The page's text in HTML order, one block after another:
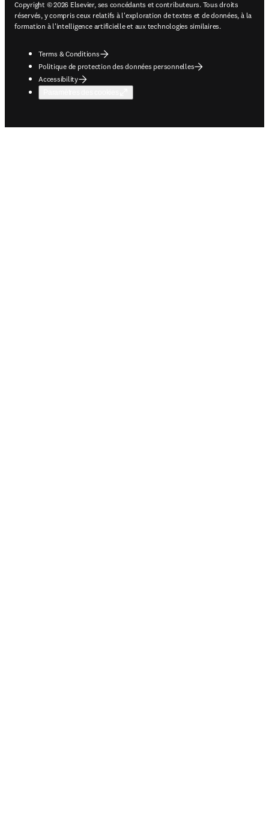
Copyright © 2026 Elsevier, ses concédants et contributeurs. Tous droits
réservés, y compris ceux relatifs à l'exploration de textes et de données, à la
formation à l'intelligence artificielle et aux technologies similaires.
Terms & Conditions
Politique de protection des données personnelles
Accessibility